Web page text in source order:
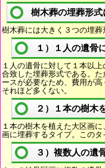
樹木葬の埋葬形
樹木葬には大きく３つの埋葬
１）１人の遺骨
１人の遺骨に対して１本以
合致した埋葬形式である。
ースが必要なため、費用が
それほど多くない。
２）１本の樹木
１本の樹木を植えた大区画
画に埋葬するタイプ。このタ
３）複数人の遺